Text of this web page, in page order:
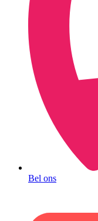
Bel ons